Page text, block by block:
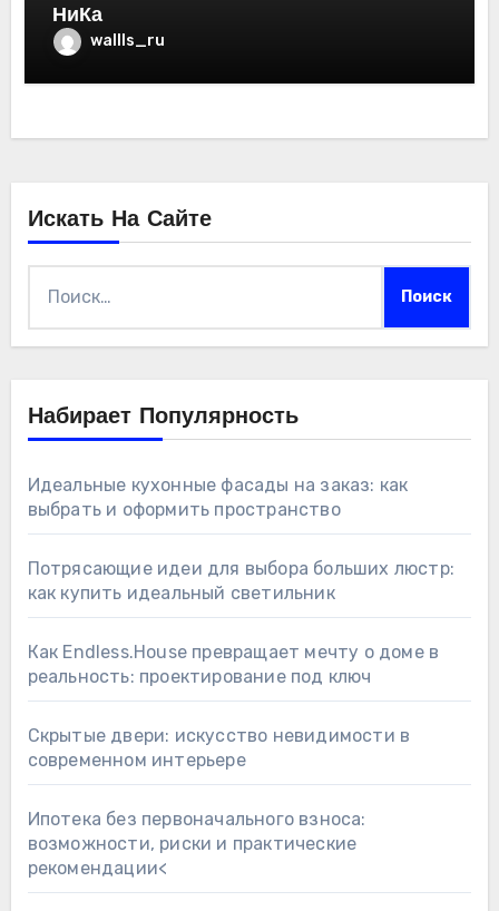
НиКа
wallls_ru
Искать На Сайте
Набирает Популярность
Идеальные кухонные фасады на заказ: как
выбрать и оформить пространство
Потрясающие идеи для выбора больших люстр:
как купить идеальный светильник
Как Endless.House превращает мечту о доме в
реальность: проектирование под ключ
Скрытые двери: искусство невидимости в
современном интерьере
Ипотека без первоначального взноса:
возможности, риски и практические
рекомендации<